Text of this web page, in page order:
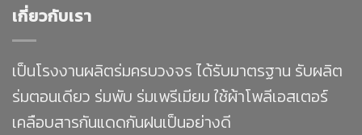
เกี่ยวกับเรา
เป็นโรงงานผลิตร่มครบวงจร ได้รับมาตรฐาน รับผลิต
ร่มตอนเดียว ร่มพับ ร่มเพรีเมียม ใช้ผ้าโพลีเอสเตอร์
เคลือบสารกันแดดกันฝนเป็นอย่างดี